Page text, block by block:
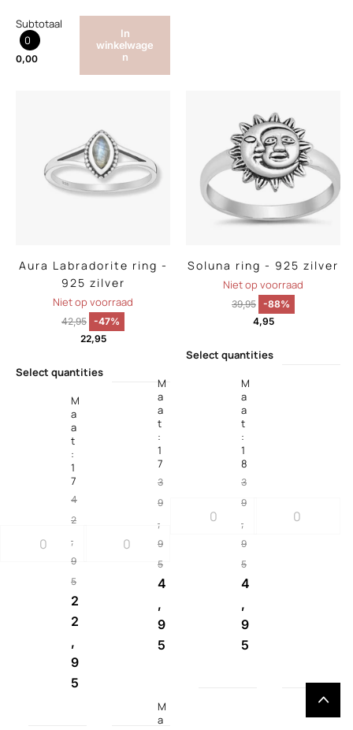
Subtotaal
0
0,00
In
winkelwage
n
Aura Labradorite ring -
925 zilver
Niet op voorraad
42,95 -47%
22,95
Select quantities
M
a
a
t
:
1
7
4
2
,
9
5
2
2
,
9
5
Soluna ring - 925 zilver
Niet op voorraad
39,95 -88%
4,95
Select quantities
M
a
a
t
:
1
7
3
9
,
9
5
4
,
9
5
M
a
a
t
:
1
8
3
9
,
9
5
4
,
9
5
M
a